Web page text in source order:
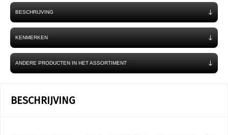
BESCHRIJVING
KENMERKEN
ANDERE PRODUCTEN IN HET ASSORTIMENT
BESCHRIJVING